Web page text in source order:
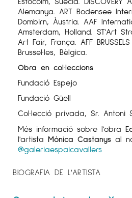
Alemanya. ART Bodensee
Dombirn, Àustria. AAF
Amsterdam, Holland. ST'Art
Art Fair, França. AFF
Brussel·les, Bèlgica.
Obra en col·leccions
Fundació Espejo
Fundació Güell
Col·lecció privada, Sr. Antoni
Més informació sobre l'obra
l'artista Mònica Castanys al
@galeriaespaicavallers
BIOGRAFIA DE L'ARTISTA